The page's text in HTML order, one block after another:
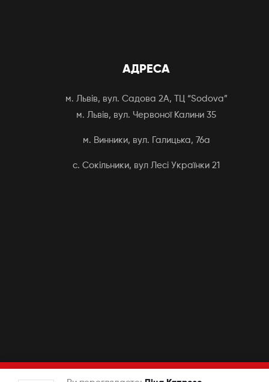
АДРЕСА
м. Львів, вул. Садова 2А, ТЦ “Sodova”
м. Львів, вул. Червоної Калини 35
м. Винники, вул. Галицька, 76а
с. Сокільники, вул Лесі Українки 21
Авторське право © 2026 Kvadrat Sushi&Pizza. Всі права